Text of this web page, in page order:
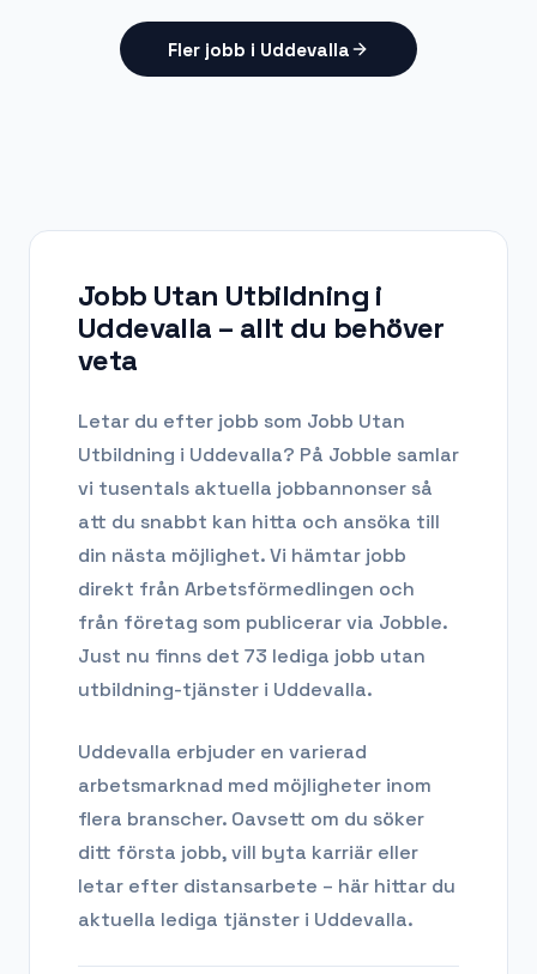
Fler jobb i Uddevalla
Jobb Utan Utbildning i
Uddevalla – allt du behöver
veta
Letar du efter jobb som Jobb Utan
Utbildning i Uddevalla? På Jobble samlar
vi tusentals aktuella jobbannonser så
att du snabbt kan hitta och ansöka till
din nästa möjlighet. Vi hämtar jobb
direkt från Arbetsförmedlingen och
från företag som publicerar via Jobble.
Just nu finns det 73 lediga jobb utan
utbildning-tjänster i Uddevalla.
Uddevalla erbjuder en varierad
arbetsmarknad med möjligheter inom
flera branscher. Oavsett om du söker
ditt första jobb, vill byta karriär eller
letar efter distansarbete – här hittar du
aktuella lediga tjänster i Uddevalla.